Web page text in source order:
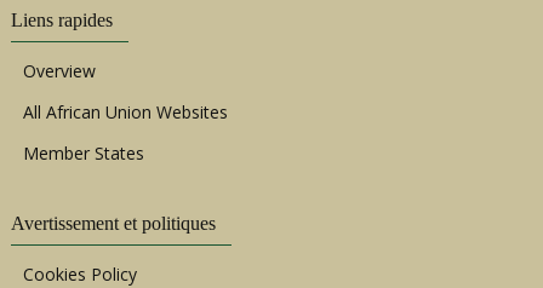
Liens rapides
Overview
All African Union Websites
Member States
Avertissement et politiques
Cookies Policy